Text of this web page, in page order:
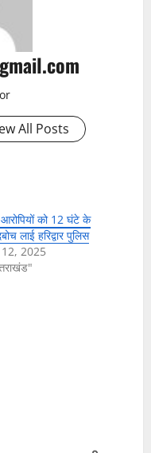
All Posts
को 12 घंटे के
लाई हरिद्वार पुलिस
2025